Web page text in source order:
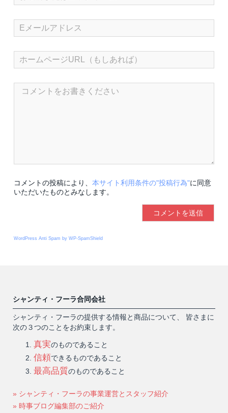
コメントの投稿により、 本サイト利用条件の"投稿行為"に同意
いただいたものとみなします。
WordPress Anti Spam by WP-SpamShield
シャンティ・フーラ合同会社
シャンティ・フーラの提供する情報と商品について、 皆さまに
次の３つのことをお約束します。
真実のものであること
信頼できるものであること
最高品質のものであること
» シャンティ・フーラの事業運営とスタッフ紹介
» 時事ブログ編集部のご紹介